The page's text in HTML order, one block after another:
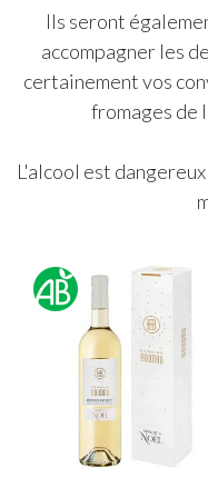
Ils seront
accompagner les
certainement vos
fromages de
L'alcool est